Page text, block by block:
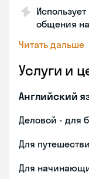
общения
Читать дальше
Услуги и
Английский
Деловой - для
Для
Для